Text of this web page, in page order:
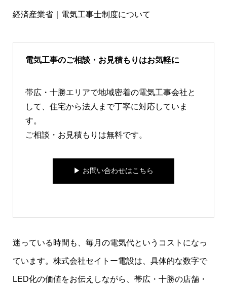
経済産業省｜電気工事士制度について
電気工事のご相談・お見積もりはお気軽に
帯広・十勝エリアで地域密着の電気工事会社と
して、住宅から法人まで丁寧に対応していま
す。
ご相談・お見積もりは無料です。
▶︎ お問い合わせはこちら
迷っている時間も、毎月の電気代というコストになっ
ています。株式会社セイトー電設は、具体的な数字で
LED化の価値をお伝えしながら、帯広・十勝の店舗・